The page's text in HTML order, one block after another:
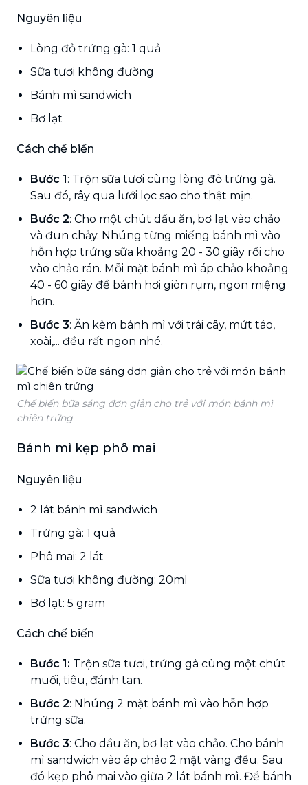
Nguyên liệu
Lòng đỏ trứng gà: 1 quả
Sữa tươi không đường
Bánh mì sandwich
Bơ lạt
Cách chế biến
Bước 1: Trộn sữa tươi cùng lòng đỏ trứng gà.
Sau đó, rây qua lưới lọc sao cho thật mịn.
Bước 2: Cho một chút dầu ăn, bơ lạt vào chảo
và đun chảy. Nhúng từng miếng bánh mì vào
hỗn hợp trứng sữa khoảng 20 - 30 giây rồi cho
vào chảo rán. Mỗi mặt bánh mì áp chảo khoảng
40 - 60 giây để bánh hơi giòn rụm, ngon miệng
hơn.
Bước 3: Ăn kèm bánh mì với trái cây, mứt táo,
xoài,... đều rất ngon nhé.
Chế biến bữa sáng đơn giản cho trẻ với món bánh mì
chiên trứng
Bánh mì kẹp phô mai
Nguyên liệu
2 lát bánh mì sandwich
Trứng gà: 1 quả
Phô mai: 2 lát
Sữa tươi không đường: 20ml
Bơ lạt: 5 gram
Cách chế biến
Bước 1: Trộn sữa tươi, trứng gà cùng một chút
muối, tiêu, đánh tan.
Bước 2: Nhúng 2 mặt bánh mì vào hỗn hợp
trứng sữa.
Bước 3: Cho dầu ăn, bơ lạt vào chảo. Cho bánh
mì sandwich vào áp chảo 2 mặt vàng đều. Sau
đó kẹp phô mai vào giữa 2 lát bánh mì. Để bánh